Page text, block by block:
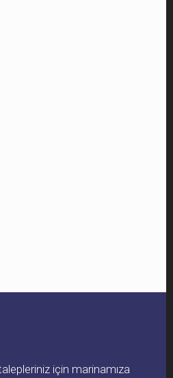
için marinamıza